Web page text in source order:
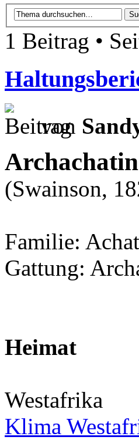
1 Beitrag •
von
(Swainson,
Familie:
Gattung:
Heimat
Westafrika
Klima